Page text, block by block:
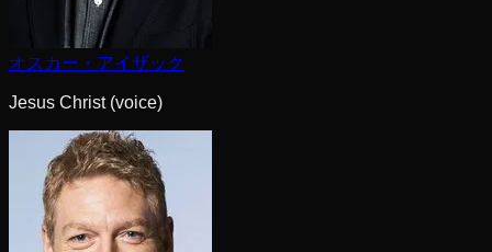
オスカー・アイザック
Jesus Christ (voice)